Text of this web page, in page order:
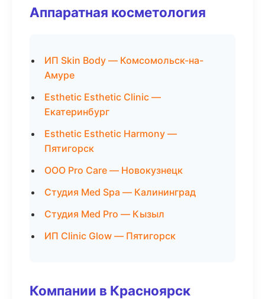
Аппаратная косметология
ИП Skin Body — Комсомольск-на-
Амуре
Esthetic Esthetic Clinic —
Екатеринбург
Esthetic Esthetic Harmony —
Пятигорск
ООО Pro Care — Новокузнецк
Студия Med Spa — Калининград
Студия Med Pro — Кызыл
ИП Clinic Glow — Пятигорск
Компании в Красноярск